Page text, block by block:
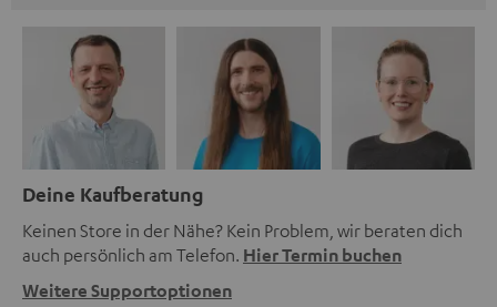
Deine Kaufberatung
Keinen Store in der Nähe? Kein Problem, wir beraten dich
auch persönlich am Telefon. Hier Termin buchen
Weitere Supportoptionen